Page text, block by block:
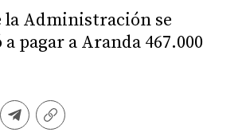
la Administración se
pagar a Aranda 467.000
TelegramCopiar